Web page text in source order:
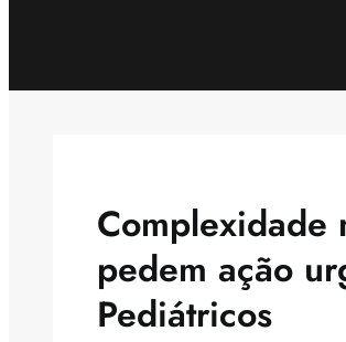
Complexidade
pedem ação
Pediátricos